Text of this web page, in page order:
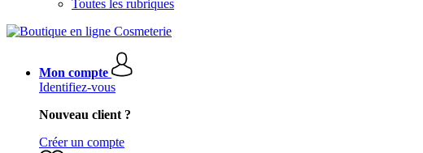
Toutes les rubriques
Mon compte
Identifiez-vous
Nouveau client ?
Créer un compte